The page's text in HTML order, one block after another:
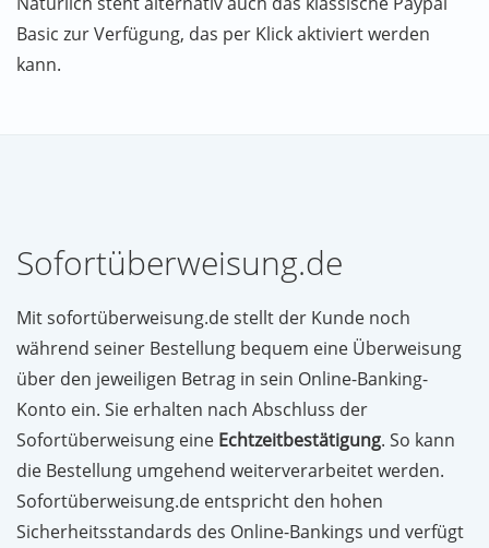
Basic zur Verfügung, das per Klick aktiviert werden
kann.
Sofortüberweisung.de
Mit sofortüberweisung.de stellt der Kunde noch
während seiner Bestellung bequem eine Überweisung
über den jeweiligen Betrag in sein Online-Banking-
Konto ein. Sie erhalten nach Abschluss der
Sofortüberweisung eine Echtzeitbestätigung. So kann
die Bestellung umgehend weiterverarbeitet werden.
Sofortüberweisung.de entspricht den hohen
Sicherheitsstandards des Online-Bankings und verfügt